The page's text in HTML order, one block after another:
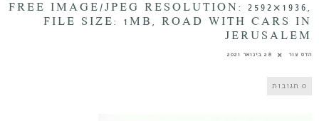
FREE IMAGE/JPEG RESOLUTION: 2592×1936,
FILE SIZE: 1MB, ROAD WITH CARS IN
JERUSALEM
הדס צור 28 בינואר 2021
0 תגובות